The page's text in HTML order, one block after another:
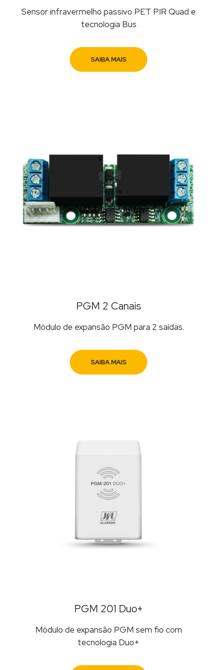
Sensor infravermelho passivo PET PIR Quad e
tecnologia Bus
SAIBA MAIS
PGM 2 Canais
Módulo de expansão PGM para 2 saídas.
SAIBA MAIS
PGM 201 Duo+
Módulo de expansão PGM sem fio com
tecnologia Duo+